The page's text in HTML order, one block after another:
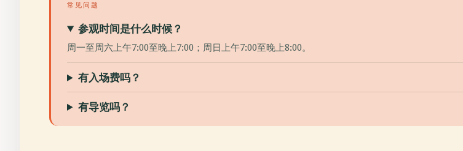
常见问题
参观时间是什么时候？
周一至周六上午7:00至晚上7:00；周日上午7:00至晚上8:00。
有入场费吗？
有导览吗？